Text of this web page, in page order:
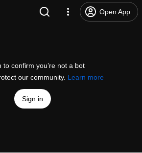
Open App
to confirm you’re not a bot
our community. Learn more
Sign in